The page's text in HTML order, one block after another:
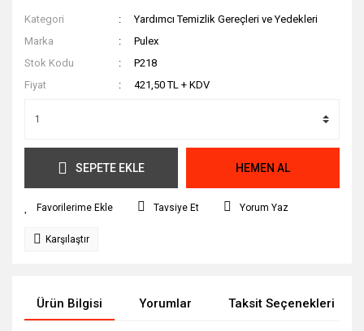
Kategori
Yardımcı Temizlik Gereçleri ve Yedekleri
Marka
Pulex
Stok Kodu
P218
Fiyat
421,50 TL + KDV
SEPETE EKLE HEMEN AL
Tavsiye Et Yorum Yaz
Karşılaştır
Ürün Bilgisi Yorumlar Taksit Seçenekleri